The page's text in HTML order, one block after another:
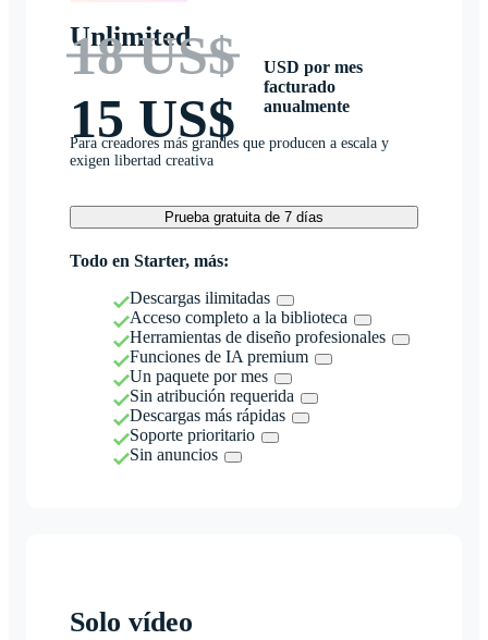
Unlimited
18 US$
15 US$
USD por mes
facturado
anualmente
Para creadores más grandes que producen a escala y
exigen libertad creativa
Prueba gratuita de 7 días
Todo en Starter, más:
Descargas ilimitadas
Acceso completo a la biblioteca
Herramientas de diseño profesionales
Funciones de IA premium
Un paquete por mes
Sin atribución requerida
Descargas más rápidas
Soporte prioritario
Sin anuncios
Solo vídeo